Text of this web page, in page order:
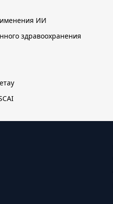
ИИ
здравоохранения